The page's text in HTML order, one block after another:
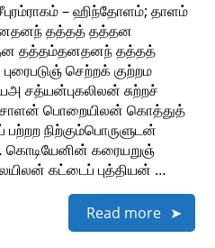
– ஹிந்தோளம்; தாளம்
தனதனந் தத்தத் தத்தன
தத்தம்தனதனந் தத்தத்
செற்றக் குற்றம
சத்யன்புகலிலன் சுற்றச்
பொறையிலன் கொத்துத்
நிற்கும்பொருளுடன்
கொடியேனின் கரையறுஞ்
கட்டைப் புத்தியன் …
Read more